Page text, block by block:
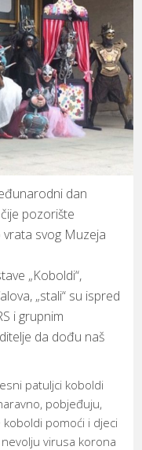
dan
pozorište
vrata svog Muzeja
„Koboldi“,
„stali“ su ispred
i grupnim
da dođu naš
patuljci koboldi
pobjeđuju,
pomoći i djeci
virusa korona